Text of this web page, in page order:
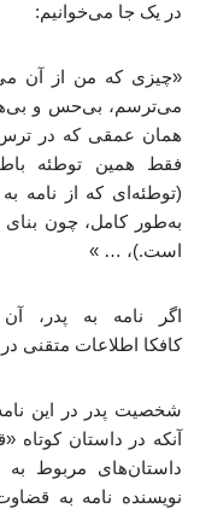
در یک جا می‌خوانیم:
«چیزی که من از آن
می‌ترسم، بی‌حس و
همان عمقی که در ترس
فقط همین توطئه
(توطئه‌ای که از نامه
به‌طور کامل، چون
است.)، … »
اگر نامه به پدر،
کافکا اطلاعات متقنی
شخصیت پدر در این
آنکه در داستان
داستان‌های مربوط به
نویسنده نامه به